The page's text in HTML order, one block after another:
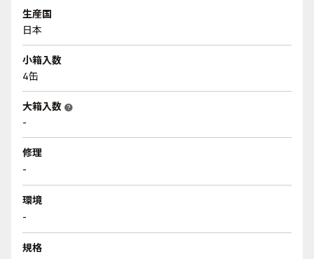
生産国
日本
小箱入数
4缶
大箱入数 help
-
修理
-
環境
-
規格